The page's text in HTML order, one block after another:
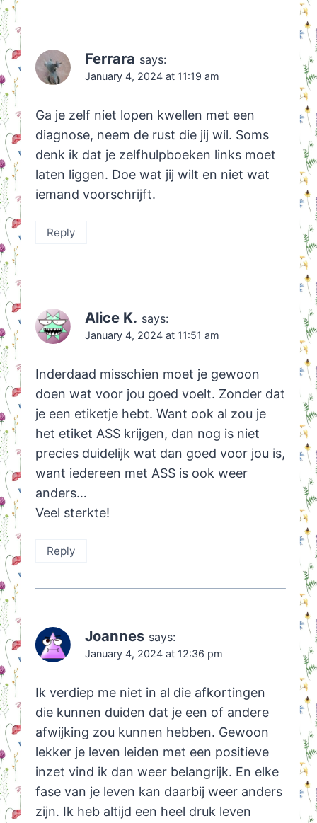
Ferrara says:
January 4, 2024 at 11:19 am
Ga je zelf niet lopen kwellen met een
diagnose, neem de rust die jij wil. Soms
denk ik dat je zelfhulpboeken links moet
laten liggen. Doe wat jij wilt en niet wat
iemand voorschrijft.
Reply
Alice K. says:
January 4, 2024 at 11:51 am
Inderdaad misschien moet je gewoon
doen wat voor jou goed voelt. Zonder dat
je een etiketje hebt. Want ook al zou je
het etiket ASS krijgen, dan nog is niet
precies duidelijk wat dan goed voor jou is,
want iedereen met ASS is ook weer
anders…
Veel sterkte!
Reply
Joannes says:
January 4, 2024 at 12:36 pm
Ik verdiep me niet in al die afkortingen
die kunnen duiden dat je een of andere
afwijking zou kunnen hebben. Gewoon
lekker je leven leiden met een positieve
inzet vind ik dan weer belangrijk. En elke
fase van je leven kan daarbij weer anders
zijn. Ik heb altijd een heel druk leven